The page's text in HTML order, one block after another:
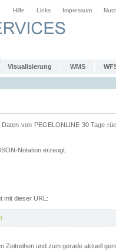
Hilfe Links Impressum
Visualisierung WMS
von PEGELONLINE 30 Tage
Notation erzeugt.
mit dieser URL:
Zeitreihen und zum gerade aktuell